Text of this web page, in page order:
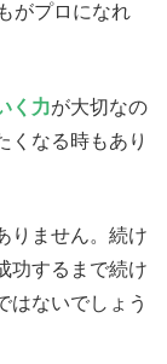
がプロになれ
く力が大切なの
くなる時もあり
りません。続け
功するまで続け
はないでしょう